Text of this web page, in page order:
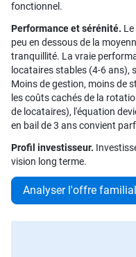
fonctionnel.
Performance et sérénité.
peu en dessous de la
tranquillité. La vraie
locataires stables (4-6 ans),
Moins de gestion, moins de
les coûts cachés de la
de locataires), l'équation
en bail de 3 ans convient
Profil investisseur.
vision long terme.
Analyser l'offre